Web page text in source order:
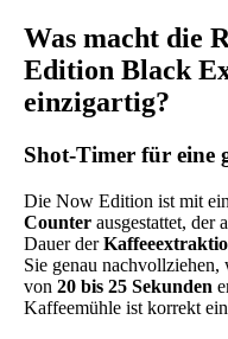
Was macht die
Edition Black
einzigartig?
Shot-Timer für eine
Die Now Edition ist mit
Counter ausgestattet, der
Dauer der
Sie genau
von20 bis 25 Sekunden
Kaffeemühle ist korrekt